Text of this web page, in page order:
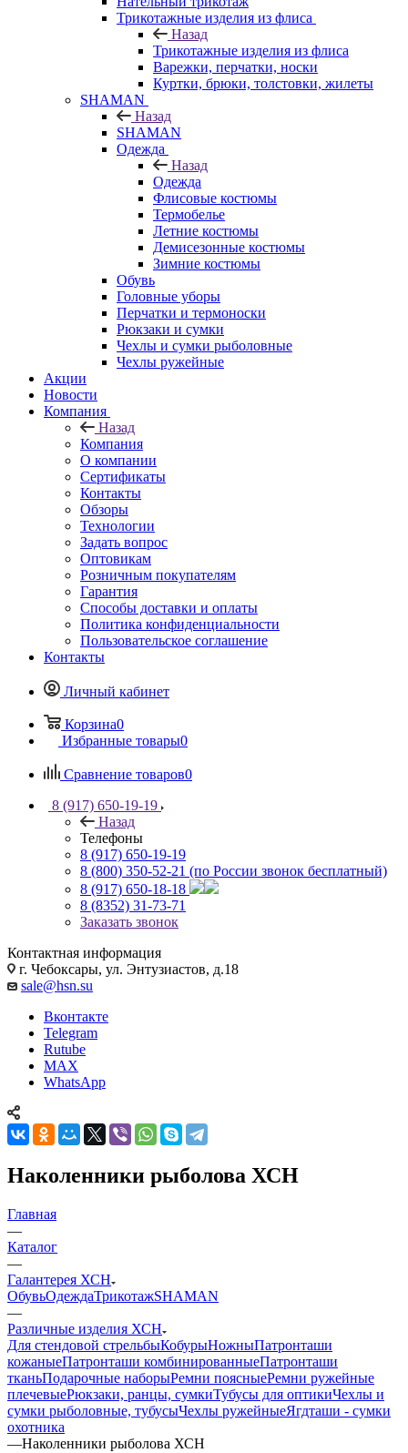
Трикотажные изделия из флиса
Назад
Трикотажные изделия из флиса
Варежки, перчатки, носки
Куртки, брюки, толстовки, жилеты
SHAMAN
Назад
SHAMAN
Одежда
Назад
Одежда
Флисовые костюмы
Термобелье
Летние костюмы
Демисезонные костюмы
Зимние костюмы
Обувь
Головные уборы
Перчатки и термоноски
Рюкзаки и сумки
Чехлы и сумки рыболовные
Чехлы ружейные
Акции
Новости
Компания
Назад
Компания
О компании
Сертификаты
Контакты
Обзоры
Технологии
Задать вопрос
Оптовикам
Розничным покупателям
Гарантия
Способы доставки и оплаты
Политика конфиденциальности
Пользовательское соглашение
Контакты
Личный кабинет
Корзина0
Избранные товары0
Сравнение товаров0
8 (917) 650-19-19
Назад
Телефоны
8 (917) 650-19-19
8 (800) 350-52-21 (по России звонок бесплатный)
8 (917) 650-18-18
8 (8352) 31-73-71
Заказать звонок
Контактная информация
г. Чебоксары, ул. Энтузиастов, д.18
sale@hsn.su
Вконтакте
Telegram
Rutube
MAX
WhatsApp
Наколенники рыболова ХСН
Главная
—
Каталог
—
Галантерея ХСН
ОбувьОдеждаТрикотажSHAMAN
—
Различные изделия ХСН
Для стендовой стрельбыКобурыНожныПатронташи
кожаныеПатронташи комбинированныеПатронташи
тканьПодарочные наборыРемни поясныеРемни ружейные
плечевыеРюкзаки, ранцы, сумкиТубусы для оптикиЧехлы и
сумки рыболовные, тубусыЧехлы ружейныеЯгдташи - сумки
охотника
—Наколенники рыболова ХСН